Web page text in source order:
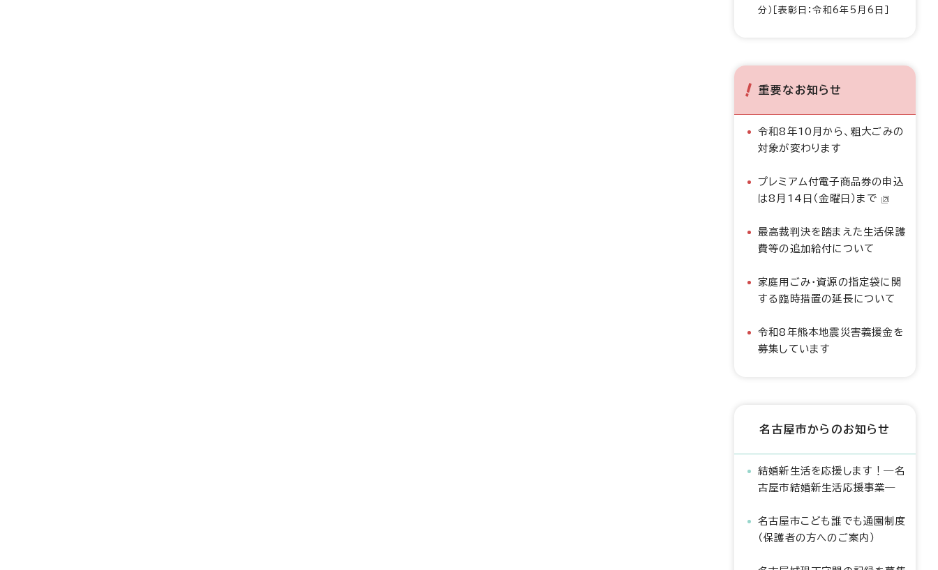
分）［表彰日：令和6年5月6日］
重要なお知らせ
令和8年10月から、粗大ごみの
対象が変わります
プレミアム付電子商品券の申込
は8月14日（金曜日）まで
最高裁判決を踏まえた生活保護
費等の追加給付について
家庭用ごみ・資源の指定袋に関
する臨時措置の延長について
令和8年熊本地震災害義援金を
募集しています
名古屋市からのお知らせ
結婚新生活を応援します！―名
古屋市結婚新生活応援事業―
名古屋市こども誰でも通園制度
（保護者の方へのご案内）